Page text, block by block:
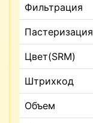
Фильтрация
Пастеризация
Цвет(SRM)
Штрихкод
Объем